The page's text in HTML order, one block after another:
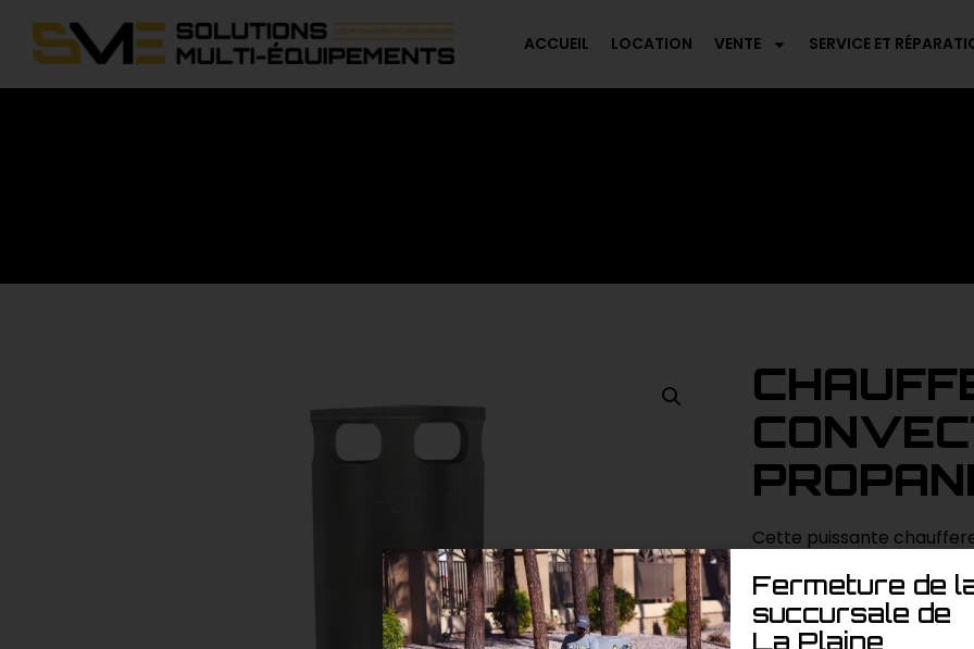
ACCUEIL LOCATION VENTE SERVICE ET
Cette puissante
au propane est conçue
industriels ou
confortables même dans
Fermeture de
succursale de
La Plaine